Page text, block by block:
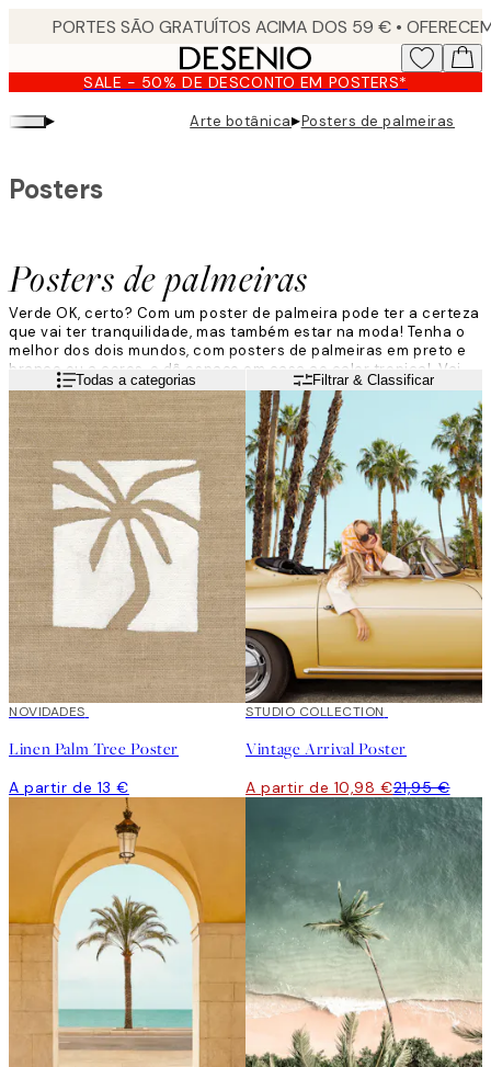
content. SALE - 50% DE DESCONTO EM POSTERS*
▸ Arte botânica▸Posters de palmeiras
Posters de palmeiras
Posters
Verde OK, certo? Com um poster de palmeira pode ter a certeza
que vai ter tranquilidade, mas também estar na moda! Tenha o
melhor dos dois mundos, com posters de palmeiras em preto e
branco ou a cores, e dê espaço em casa ao calor tropical. Vai
encontrar posters de palmeiras em fotografias e ilustrações!
Leia maisTodas a categorias Filtrar & Classificar
NOVIDADES
Linen Palm Tree Poster
A partir de 13 €
50%*
STUDIO COLLECTION
Vintage Arrival Poster
A partir de 10,98 €21,95 €